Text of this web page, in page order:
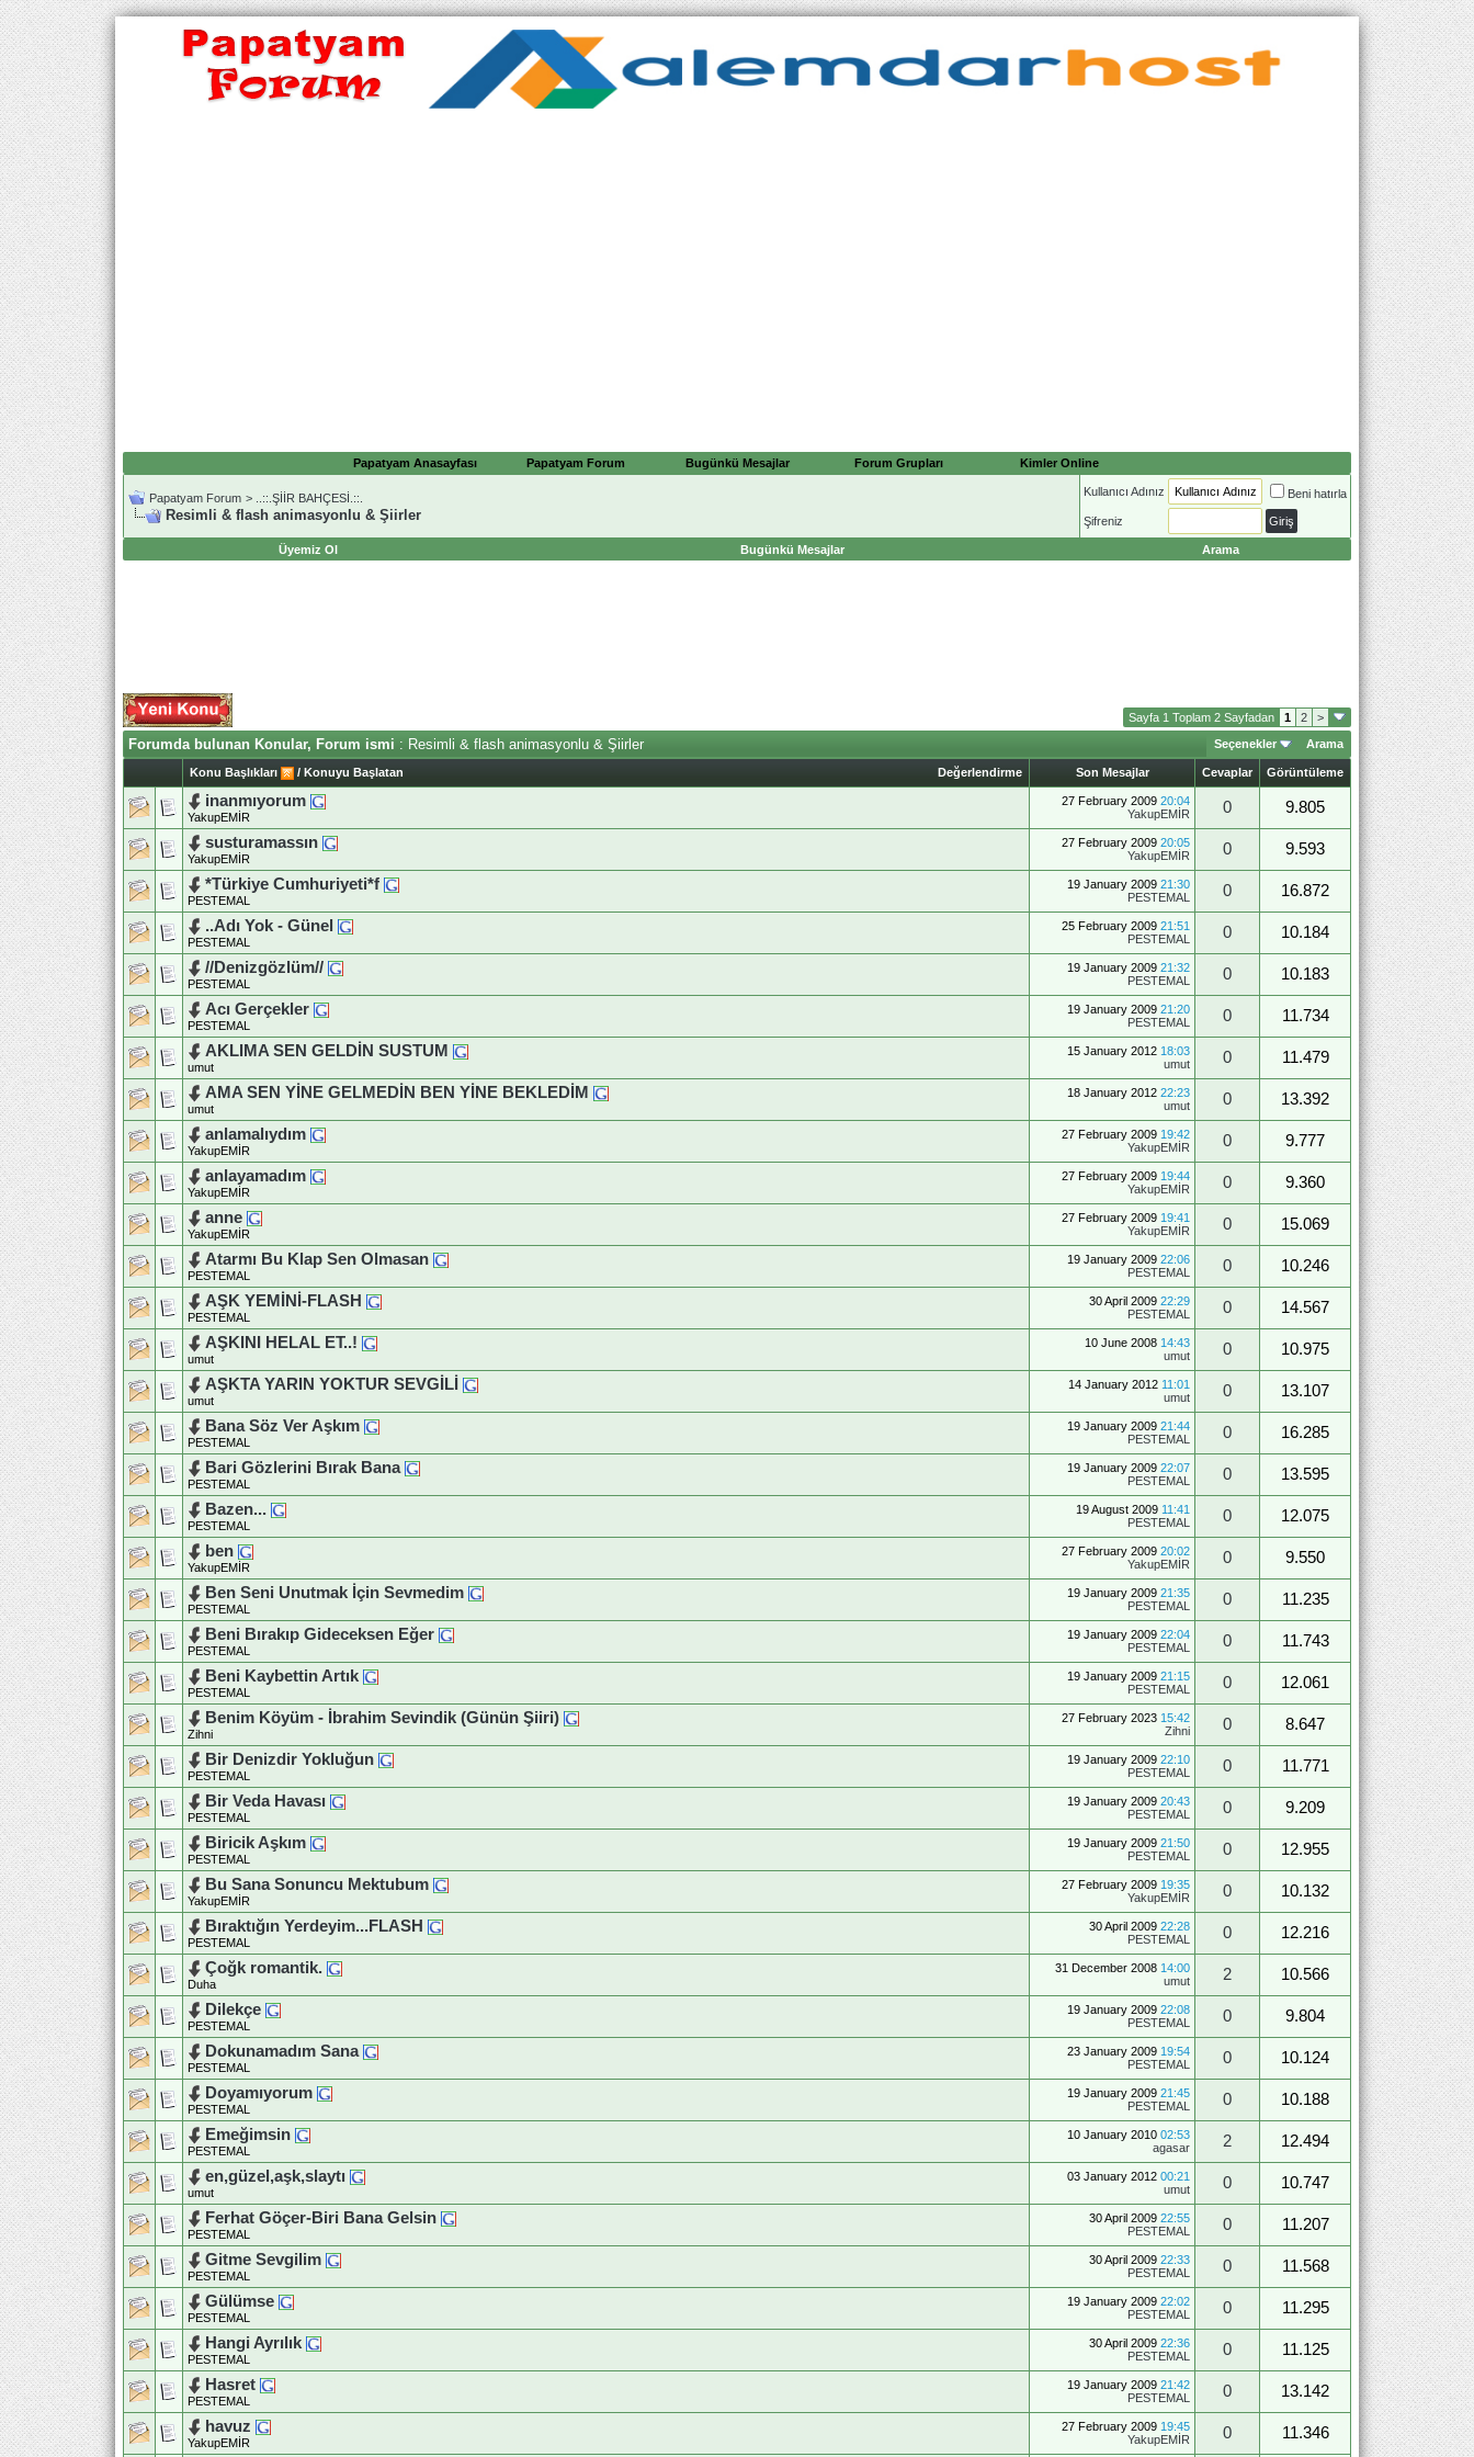
Papatyam Anasayfası Papatyam Forum Bugünkü Mesajlar Forum Grupları Kimler Online
Papatyam Forum > ..::.ŞİİR BAHÇESİ.::.
Resimli & flash animasyonlu & Şiirler
Kullanıcı Adınız Beni hatırla
Şifreniz
Üyemiz Ol Bugünkü Mesajlar Arama
Sayfa 1 Toplam 2 Sayfadan 1 2 >
Forumda bulunan Konular, Forum ismi : Resimli & flash animasyonlu & Şiirler Seçenekler Arama
Değerlendirme
Konu Başlıkları / Konuyu Başlatan Son Mesajlar Cevaplar Görüntüleme
inanmıyorum
YakupEMİR
27 February 2009 20:04
YakupEMİR
0
9.805
susturamassın
YakupEMİR
27 February 2009 20:05
YakupEMİR
0
9.593
*Türkiye Cumhuriyeti*f
PESTEMAL
19 January 2009 21:30
PESTEMAL
0
16.872
..Adı Yok - Günel
PESTEMAL
25 February 2009 21:51
PESTEMAL
0
10.184
//Denizgözlüm//
PESTEMAL
19 January 2009 21:32
PESTEMAL
0
10.183
Acı Gerçekler
PESTEMAL
19 January 2009 21:20
PESTEMAL
0
11.734
AKLIMA SEN GELDİN SUSTUM
umut
15 January 2012 18:03
umut
0
11.479
AMA SEN YİNE GELMEDİN BEN YİNE BEKLEDİM
umut
18 January 2012 22:23
umut
0
13.392
anlamalıydım
YakupEMİR
27 February 2009 19:42
YakupEMİR
0
9.777
anlayamadım
YakupEMİR
27 February 2009 19:44
YakupEMİR
0
9.360
anne
YakupEMİR
27 February 2009 19:41
YakupEMİR
0
15.069
Atarmı Bu Klap Sen Olmasan
PESTEMAL
19 January 2009 22:06
PESTEMAL
0
10.246
AŞK YEMİNİ-FLASH
PESTEMAL
30 April 2009 22:29
PESTEMAL
0
14.567
AŞKINI HELAL ET..!
umut
10 June 2008 14:43
umut
0
10.975
AŞKTA YARIN YOKTUR SEVGİLİ
umut
14 January 2012 11:01
umut
0
13.107
Bana Söz Ver Aşkım
PESTEMAL
19 January 2009 21:44
PESTEMAL
0
16.285
Bari Gözlerini Bırak Bana
PESTEMAL
19 January 2009 22:07
PESTEMAL
0
13.595
Bazen...
PESTEMAL
19 August 2009 11:41
PESTEMAL
0
12.075
ben
YakupEMİR
27 February 2009 20:02
YakupEMİR
0
9.550
Ben Seni Unutmak İçin Sevmedim
PESTEMAL
19 January 2009 21:35
PESTEMAL
0
11.235
Beni Bırakıp Gideceksen Eğer
PESTEMAL
19 January 2009 22:04
PESTEMAL
0
11.743
Beni Kaybettin Artık
PESTEMAL
19 January 2009 21:15
PESTEMAL
0
12.061
Benim Köyüm - İbrahim Sevindik (Günün Şiiri)
Zihni
27 February 2023 15:42
Zihni
0
8.647
Bir Denizdir Yokluğun
PESTEMAL
19 January 2009 22:10
PESTEMAL
0
11.771
Bir Veda Havası
PESTEMAL
19 January 2009 20:43
PESTEMAL
0
9.209
Biricik Aşkım
PESTEMAL
19 January 2009 21:50
PESTEMAL
0
12.955
Bu Sana Sonuncu Mektubum
YakupEMİR
27 February 2009 19:35
YakupEMİR
0
10.132
Bıraktığın Yerdeyim...FLASH
PESTEMAL
30 April 2009 22:28
PESTEMAL
0
12.216
Çoğk romantik.
Duha
31 December 2008 14:00
umut
2
10.566
Dilekçe
PESTEMAL
19 January 2009 22:08
PESTEMAL
0
9.804
Dokunamadım Sana
PESTEMAL
23 January 2009 19:54
PESTEMAL
0
10.124
Doyamıyorum
PESTEMAL
19 January 2009 21:45
PESTEMAL
0
10.188
Emeğimsin
PESTEMAL
10 January 2010 02:53
agasar
2
12.494
en,güzel,aşk,slaytı
umut
03 January 2012 00:21
umut
0
10.747
Ferhat Göçer-Biri Bana Gelsin
PESTEMAL
30 April 2009 22:55
PESTEMAL
0
11.207
Gitme Sevgilim
PESTEMAL
30 April 2009 22:33
PESTEMAL
0
11.568
Gülümse
PESTEMAL
19 January 2009 22:02
PESTEMAL
0
11.295
Hangi Ayrılık
PESTEMAL
30 April 2009 22:36
PESTEMAL
0
11.125
Hasret
PESTEMAL
19 January 2009 21:42
PESTEMAL
0
13.142
havuz
YakupEMİR
27 February 2009 19:45
YakupEMİR
0
11.346